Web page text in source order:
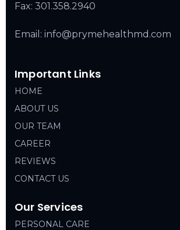
Fax: 301.358.2940
Email: info@prymehealthmd.com
Important Links
HOME
ABOUT US
OUR TEAM
CAREER
REVIEWS
CONTACT US
Our Services
PERSONAL CARE